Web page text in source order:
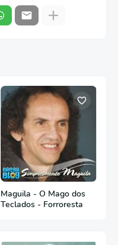
Maguila - O Mago dos
Teclados - Forroresta